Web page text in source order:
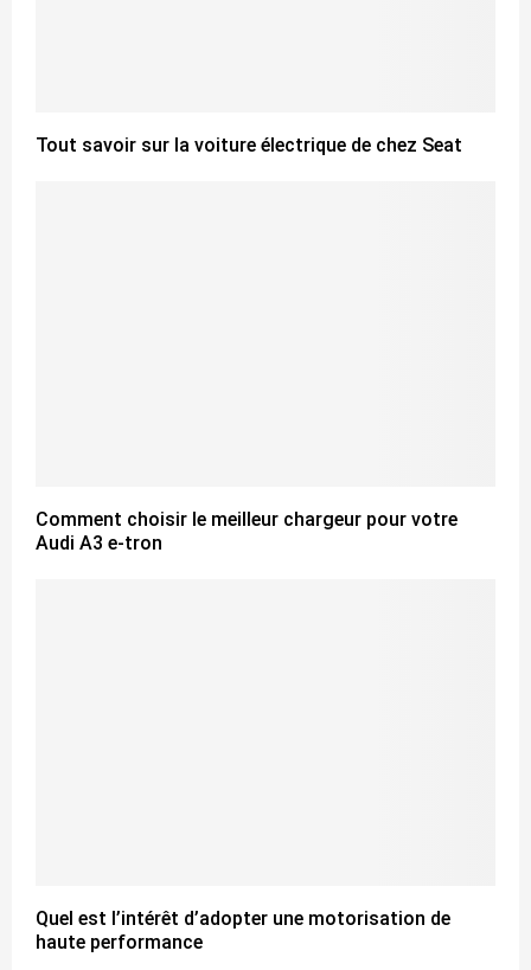
​Tout savoir sur la voiture électrique de chez Seat ​
Comment choisir le meilleur chargeur pour votre
Audi A3 e-tron
Quel est l’intérêt d’adopter une motorisation de
haute performance